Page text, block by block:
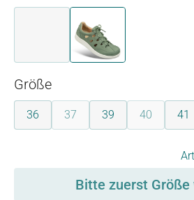
grün
Größeauswählen
36 37(Diese Option ist zurzeit nicht
39 40(Diese 41
Bitte zuerst Größe